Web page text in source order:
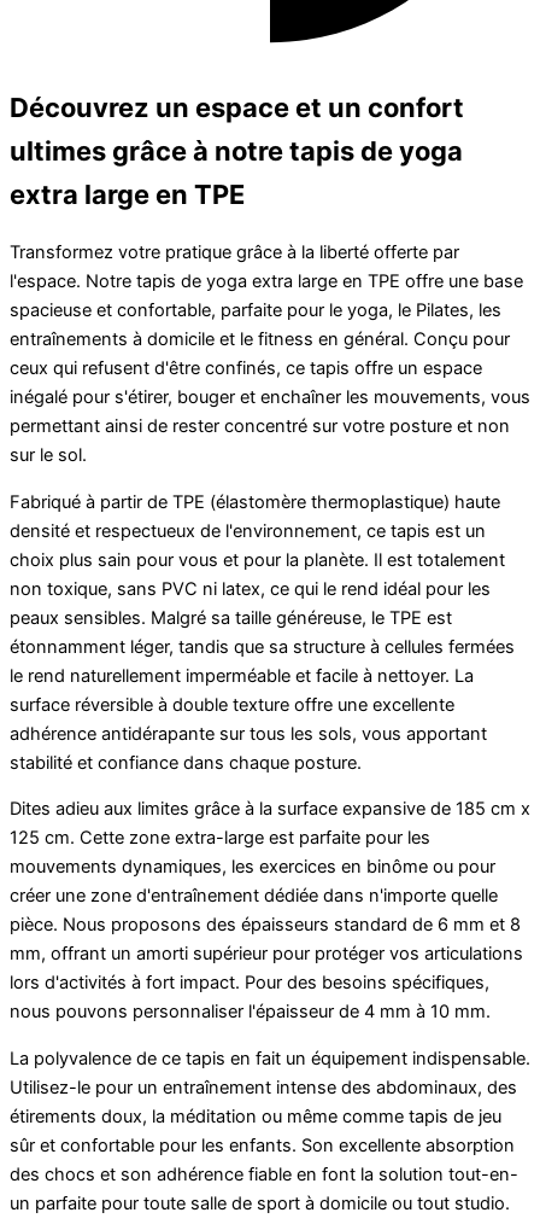
Découvrez un espace et un confort
ultimes grâce à notre tapis de yoga
extra large en TPE
Transformez votre pratique grâce à la liberté offerte par
l'espace. Notre tapis de yoga extra large en TPE offre une base
spacieuse et confortable, parfaite pour le yoga, le Pilates, les
entraînements à domicile et le fitness en général. Conçu pour
ceux qui refusent d'être confinés, ce tapis offre un espace
inégalé pour s'étirer, bouger et enchaîner les mouvements, vous
permettant ainsi de rester concentré sur votre posture et non
sur le sol.
Fabriqué à partir de TPE (élastomère thermoplastique) haute
densité et respectueux de l'environnement, ce tapis est un
choix plus sain pour vous et pour la planète. Il est totalement
non toxique, sans PVC ni latex, ce qui le rend idéal pour les
peaux sensibles. Malgré sa taille généreuse, le TPE est
étonnamment léger, tandis que sa structure à cellules fermées
le rend naturellement imperméable et facile à nettoyer. La
surface réversible à double texture offre une excellente
adhérence antidérapante sur tous les sols, vous apportant
stabilité et confiance dans chaque posture.
Dites adieu aux limites grâce à la surface expansive de 185 cm x
125 cm. Cette zone extra-large est parfaite pour les
mouvements dynamiques, les exercices en binôme ou pour
créer une zone d'entraînement dédiée dans n'importe quelle
pièce. Nous proposons des épaisseurs standard de 6 mm et 8
mm, offrant un amorti supérieur pour protéger vos articulations
lors d'activités à fort impact. Pour des besoins spécifiques,
nous pouvons personnaliser l'épaisseur de 4 mm à 10 mm.
La polyvalence de ce tapis en fait un équipement indispensable.
Utilisez-le pour un entraînement intense des abdominaux, des
étirements doux, la méditation ou même comme tapis de jeu
sûr et confortable pour les enfants. Son excellente absorption
des chocs et son adhérence fiable en font la solution tout-en-
un parfaite pour toute salle de sport à domicile ou tout studio.